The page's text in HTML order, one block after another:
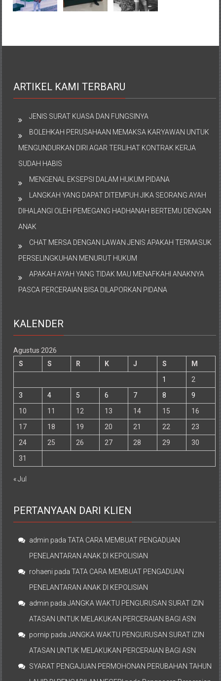
ARTIKEL KAMI TERBARU
JENIS SURAT KUASA DAN FUNGSINYA
BOLEHKAH PERUSAHAAN MEMAKSA KARYAWAN UNTUK
MENGUNDURKAN DIRI AGAR TERLIHAT KONTRAK KERJA
SUDAH HABIS
MENGENAL EKSEPSI DALAM HUKUM PIDANA
LANGKAH YANG DAPAT DITEMPUH JIKA SEORANG AYAH
DIHALANGI OLEH PEMEGANG HADHANAH BERTEMU DENGAN
ANAK
CHAT MERSA DENGAN LAWAN JENIS APAKAH TERMASUK
PERSELINGKUHAN MENURUT HUKUM
APAKAH AYAH YANG TIDAK MAU MENAFKAHI ANAKNYA
PASCA PERCERAIAN BISA DILAPORKAN PIDANA
KALENDER
Agustus 2026
S
S R K J S
M
1
2
3
4 5 6 7 8
9
10
11 12 13 14 15
16
17
18 19 20 21 22
23
24
25 26 27 28 29
30
31
« Jul
PERTANYAAN DARI KLIEN
admin padaTATA CARA MEMBUAT PENGADUAN
PENELANTARAN ANAK DI KEPOLISIAN
rohaeni padaTATA CARA MEMBUAT PENGADUAN
PENELANTARAN ANAK DI KEPOLISIAN
admin padaJANGKA WAKTU PENGURUSAN SURAT IZIN
ATASAN UNTUK MELAKUKAN PERCERAIAN BAGI ASN
pornip padaJANGKA WAKTU PENGURUSAN SURAT IZIN
ATASAN UNTUK MELAKUKAN PERCERAIAN BAGI ASN
SYARAT PENGAJUAN PERMOHONAN PERUBAHAN TAHUN